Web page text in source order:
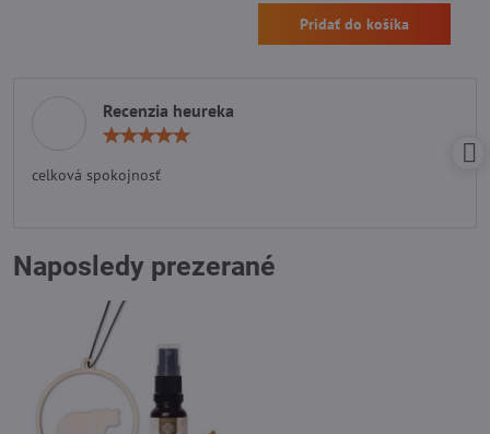
Pridať do košíka
Recenzia heureka
celková spokojnosť
Naposledy prezerané